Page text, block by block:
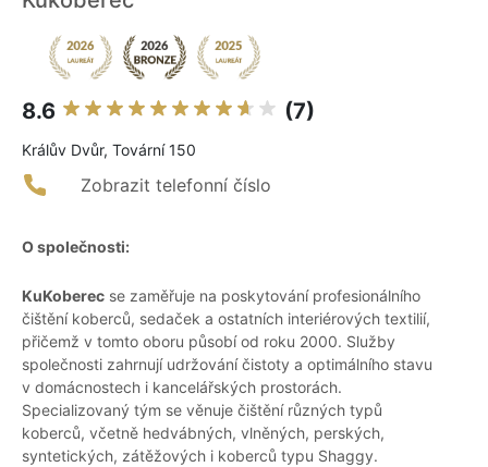
8.6 (7)
Králův Dvůr, Tovární 150
Zobrazit telefonní číslo
O společnosti:
KuKoberec se zaměřuje na poskytování profesionálního
čištění koberců, sedaček a ostatních interiérových textilií,
přičemž v tomto oboru působí od roku 2000. Služby
společnosti zahrnují udržování čistoty a optimálního stavu
v domácnostech i kancelářských prostorách.
Specializovaný tým se věnuje čištění různých typů
koberců, včetně hedvábných, vlněných, perských,
syntetických, zátěžových i koberců typu Shaggy.